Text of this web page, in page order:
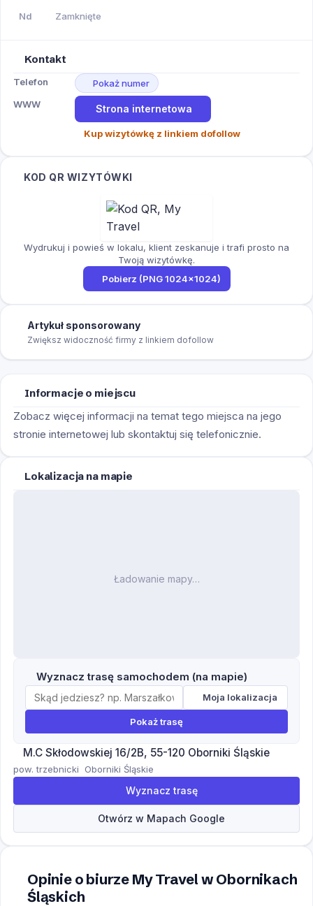
Nd Zamknięte
Kontakt
Telefon
Pokaż numer
WWW
Strona internetowa
Kup wizytówkę z linkiem dofollow
KOD QR WIZYTÓWKI
Wydrukuj i powieś w lokalu, klient zeskanuje i trafi prosto na
Twoją wizytówkę.
Pobierz (PNG 1024×1024)
Artykuł sponsorowany
Zwiększ widoczność firmy z linkiem dofollow
Informacje o miejscu
Zobacz więcej informacji na temat tego miejsca na jego
stronie internetowej lub skontaktuj się telefonicznie.
Lokalizacja na mapie
Ładowanie mapy…
Wyznacz trasę samochodem (na mapie)
Moja lokalizacja
Pokaż trasę
M.C Skłodowskiej 16/2B, 55-120 Oborniki Śląskie
pow. trzebnicki Oborniki Śląskie
Wyznacz trasę
Otwórz w Mapach Google
Opinie o biurze My Travel w Obornikach
Śląskich